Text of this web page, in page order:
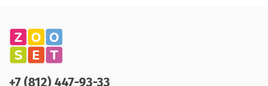
+7 (812) 447-93-33